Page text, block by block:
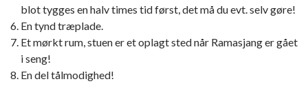
blot tygges en halv times tid først, det må du evt. selv gøre!
En tynd træplade.
Et mørkt rum, stuen er et oplagt sted når Ramasjang er gået
i seng!
En del tålmodighed!